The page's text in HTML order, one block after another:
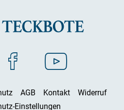
AGB Kontakt
Widerruf
Einstellungen